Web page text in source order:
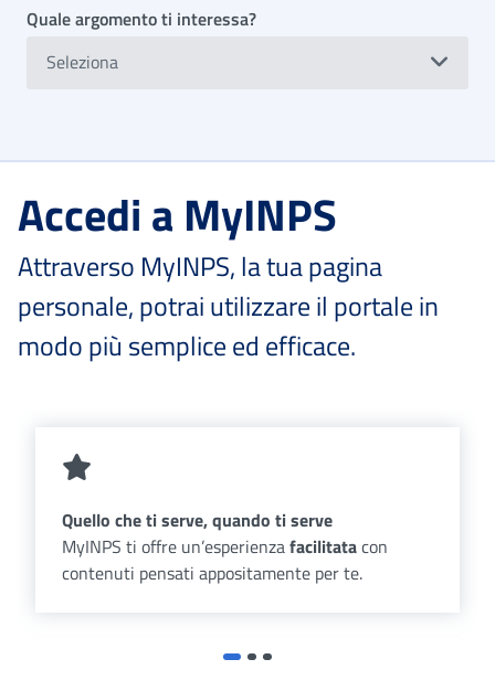
Quale argomento ti interessa?
Seleziona
Accedi a MyINPS
Attraverso MyINPS, la tua pagina
personale, potrai utilizzare il portale in
modo più semplice ed efficace.
Quello che ti serve, quando ti serve
MyINPS ti offre un’esperienzafacilitatacon
contenuti pensati appositamente per te.